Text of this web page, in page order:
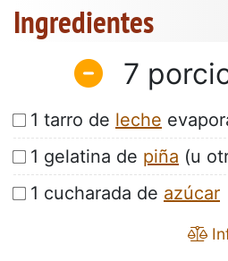
Ingredientes
7
1 tarro de leche
1 gelatina de piña (u
1 cucharada de azúcar